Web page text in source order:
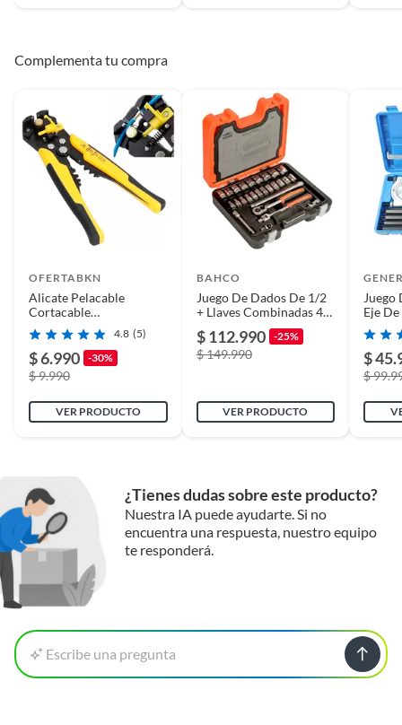
Complementa tu compra
OFERTABKN
Alicate Pelacable
Cortacable
Crimpeadora Prensa
Pinza 5en1
4.8 (5)
$ 6.990 -30%
$ 9.990
VER PRODUCTO
BAHCO
Juego De Dados De 1/2
+ Llaves Combinadas 40
Pzs. Bahco S400
$ 112.990 -25%
$ 149.990
VER PRODUCTO
Juego
Eje
$
$
¿Tienes dudas sobre este producto?
Nuestra IA puede ayudarte. Si no
encuentra una respuesta, nuestro equipo
te responderá.
Escribe una pregunta